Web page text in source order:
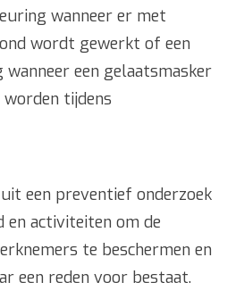
wanneer er met
wordt gewerkt of een
een gelaatsmasker
tijdens
een preventief onderzoek
en activiteiten om de
te beschermen en
een reden voor bestaat.